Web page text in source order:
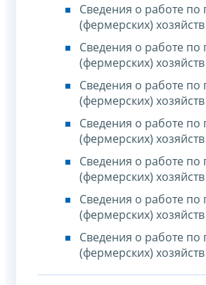
Сведения о работе по
(фермерских)
Сведения о работе по
(фермерских)
Сведения о работе по
(фермерских)
Сведения о работе по
(фермерских)
Сведения о работе по
(фермерских)
Сведения о работе по
(фермерских)
Сведения о работе по
(фермерских)